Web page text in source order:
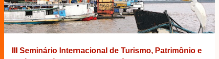
III Seminário Internacional de Turismo, Patrimônio e